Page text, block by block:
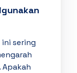
sering